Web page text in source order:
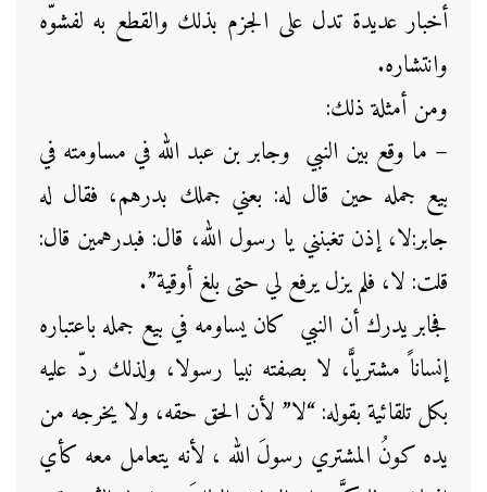
أخبار عديدة تدل على الجزم بذلك والقطع به لفشوّه
وانتشاره.
ومن أمثلة ذلك:
– ما وقع بين النبي وجابر بن عبد الله في مساومته في
بيع جمله حين قال له: بعني جملك بدرهم، فقال له
جابر:لا، إذن تغبنني يا رسول الله، قال: فبدرهمين قال:
قلت: لا، فلم يزل يرفع لي حتى بلغ أوقية”.
فجابر يدرك أن النبي كان يساومه في بيع جمله باعتباره
إنساناً مشترياًّ، لا بصفته نبيا رسولا، ولذلك ردّ عليه
بكل تلقائية بقوله: “لا” لأن الحق حقه، ولا يخرجه من
يده كونُ المشتري رسولَ الله ، لأنه يتعامل معه كأي